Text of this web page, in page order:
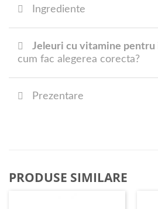
Ingrediente
Jeleuri cu vitamine
cum fac alegerea corecta?
Prezentare
PRODUSE SIMILARE